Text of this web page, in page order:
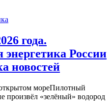
года.
энергетика России
новостей
мореПилотный
произвёл «зелёный» водород